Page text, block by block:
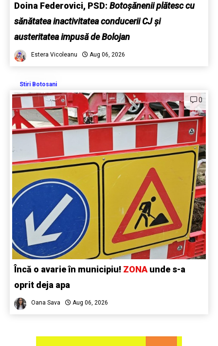
Doina Federovici, PSD: Botoșănenii plătesc cu
sănătatea inactivitatea conducerii CJ și
austeritatea impusă de Bolojan
Estera Vicoleanu Aug 06, 2026
Stiri Botosani
0
Încă o avarie în municipiu! ZONAunde s-a
oprit deja apa
Oana Sava Aug 06, 2026